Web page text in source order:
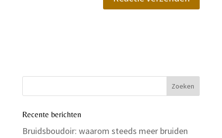
Recente berichten
Bruidsboudoir: waarom steeds meer bruiden